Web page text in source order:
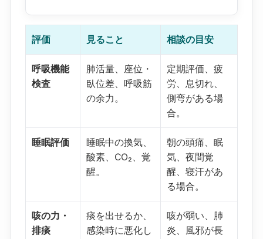
評価 見ること 相談の目安
呼吸機能
検査
肺活量、座位・
臥位差、呼吸筋
の余力。
定期評価、疲
労、息切れ、
側弯がある場
合。
睡眠評価
睡眠中の換気、
酸素、CO₂、覚
醒。
朝の頭痛、眠
気、夜間覚
醒、寝汗があ
る場合。
咳の力・
排痰
痰を出せるか、
感染時に悪化し
咳が弱い、肺
炎、風邪が長